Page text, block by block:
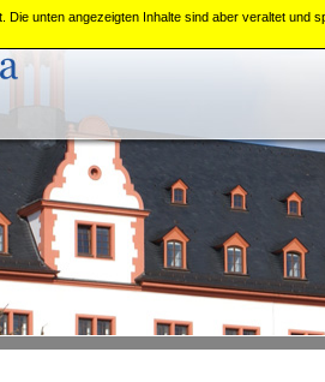
unten angezeigten Inhalte sind aber veraltet und